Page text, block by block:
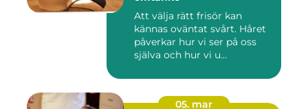
Att välja rätt frisör kan
kännas oväntat svårt. Håret
påverkar hur vi ser på oss
själva och hur vi u...
05. mar